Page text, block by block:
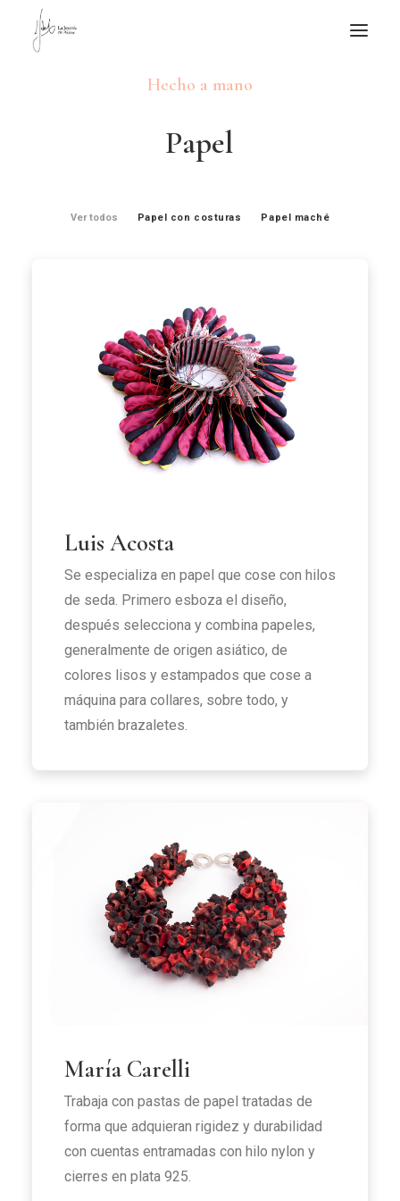
QUIÉN SOY
Hecho a mano
Papel
Ver todos Papel con costuras Papel maché
Luis Acosta
Se especializa en papel que cose con hilos
de seda. Primero esboza el diseño,
después selecciona y combina papeles,
generalmente de origen asiático, de
colores lisos y estampados que cose a
máquina para collares, sobre todo, y
también brazaletes.
María Carelli
Trabaja con pastas de papel tratadas de
forma que adquieran rigidez y durabilidad
con cuentas entramadas con hilo nylon y
cierres en plata 925.